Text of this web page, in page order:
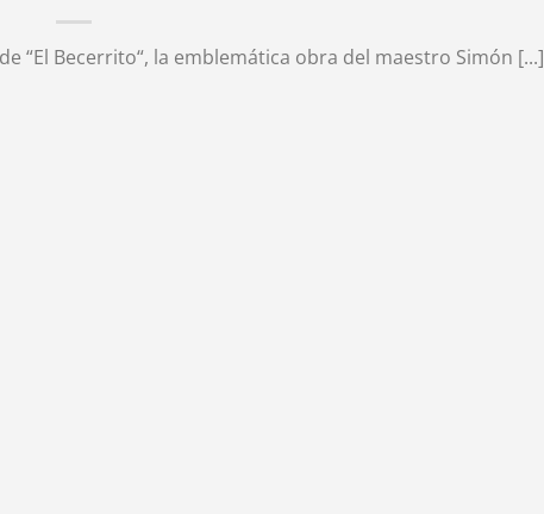
“El Becerrito“, la emblemática obra del maestro Simón [...]